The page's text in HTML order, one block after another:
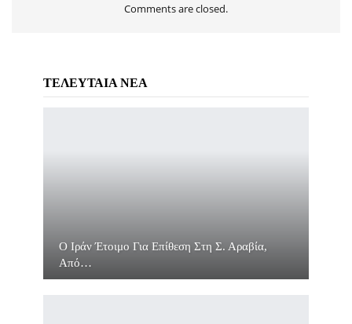
Comments are closed.
ΤΕΛΕΥΤΑΙΑ ΝΕΑ
O Ιράν Έτοιμο Για Επίθεση Στη Σ. Αραβία,
Από…